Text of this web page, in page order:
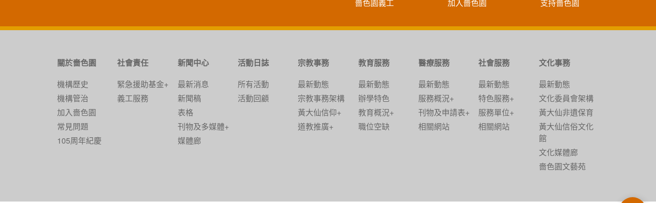
嗇色園義工 加入嗇色園 支持嗇色園
關於嗇色園
機構歷史
機構管治
加入嗇色園
常見問題
105周年紀慶
社會責任
緊急援助基金+
義工服務
新聞中心
最新消息
新聞稿
表格
刊物及多媒體+
媒體廊
活動日誌
所有活動
活動回顧
宗教事務
最新動態
宗教事務架構
黃大仙信仰+
道教推廣+
教育服務
最新動態
辦學特色
教育概況+
職位空缺
醫療服務
最新動態
服務概況+
刊物及申請表+
相關網站
社會服務
最新動態
特色服務+
服務單位+
相關網站
文化事務
最新動態
文化委員會架構
黃大仙非遺保育
黃大仙信俗文化
館
文化媒體廊
嗇色園文藝苑